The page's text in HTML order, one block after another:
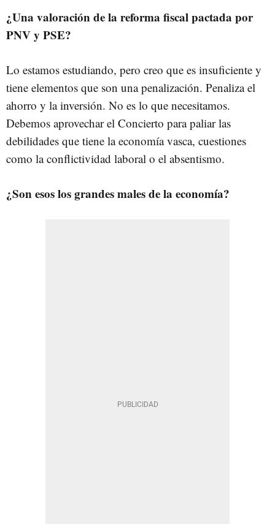
¿Una valoración de la reforma fiscal pactada por
PNV y PSE?
Lo estamos estudiando, pero creo que es insuficiente y
tiene elementos que son una penalización. Penaliza el
ahorro y la inversión. No es lo que necesitamos.
Debemos aprovechar el Concierto para paliar las
debilidades que tiene la economía vasca, cuestiones
como la conflictividad laboral o el absentismo.
¿Son esos los grandes males de la economía?